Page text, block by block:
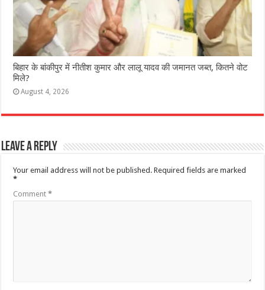
ब‍िहार के बांकीपुर में न‍ीतीश कुमार और लालू यादव की जमानत जब्‍त, कितने वोट
मिले?
August 4, 2026
Leave a Reply
Your email address will not be published. Required fields are marked
*
Comment*